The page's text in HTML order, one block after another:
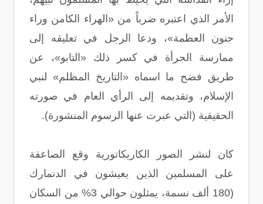
الأمر الذي اعتبره ضرباً من «الهراء الكامن وراء
جنون العظمة»، ودعا الرجل في تعليقه إلى
ممارسة الجرأة في كسر ذلك «التابو»، عن
طريق فضح ما اسماه «التاريخ المظلم» لنبي
الإسلام، وتقديمه إلى الرأي العام في صورته
الحقيقية (التي عبرت عنها الرسوم المنشورة).
كان لنشر الصور الكاريكاتورية وقع الصاعقة
على المسلمين الذين يعيشون في الدنمارك
(180 ألف نسمة، يمثلون حوالي 3% من السكان